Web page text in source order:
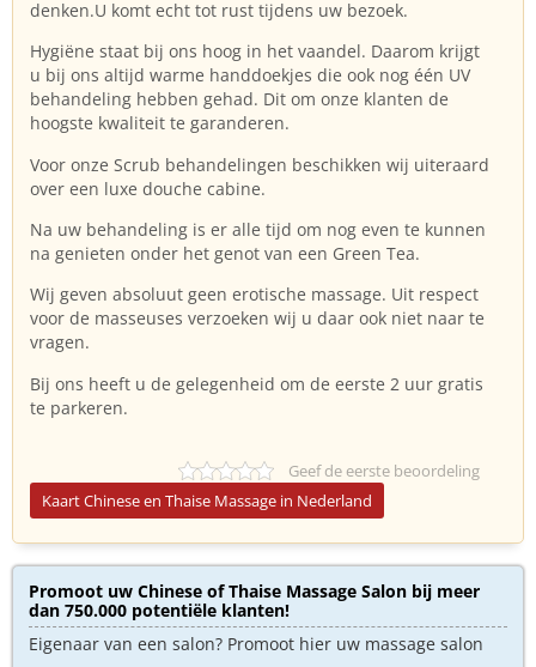
denken.U komt echt tot rust tijdens uw bezoek.
​Hygiëne staat bij ons hoog in het vaandel. Daarom krijgt
u bij ons altijd warme handdoekjes die ook nog één UV
behandeling hebben gehad. Dit om onze klanten de
hoogste kwaliteit te garanderen.
​Voor onze Scrub behandelingen beschikken wij uiteraard
over een luxe douche cabine.
​Na uw behandeling is er alle tijd om nog even te kunnen
na genieten onder het genot van een Green Tea.
​Wij geven absoluut geen erotische massage. Uit respect
voor de masseuses verzoeken wij u daar ook niet naar te
vragen.
​Bij ons heeft u de gelegenheid om de eerste 2 uur gratis
te parkeren.
Geef de eerste beoordeling
Kaart Chinese en Thaise Massage in Nederland
Promoot uw Chinese of Thaise Massage Salon bij meer
dan 750.000 potentiële klanten!
Eigenaar van een salon? Promoot hier uw massage salon